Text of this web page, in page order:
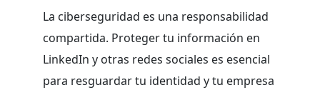
La ciberseguridad es una responsabilidad
compartida. Proteger tu información en
LinkedIn y otras redes sociales es esencial
para resguardar tu identidad y tu empresa